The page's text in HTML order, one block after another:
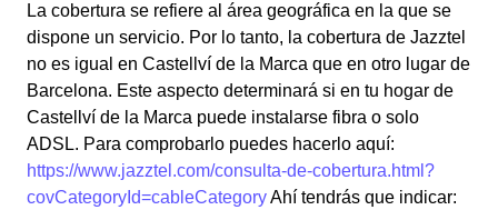
La cobertura se refiere al área geográfica en la que se
dispone un servicio. Por lo tanto, la cobertura de Jazztel
no es igual en Castellví de la Marca que en otro lugar de
Barcelona. Este aspecto determinará si en tu hogar de
Castellví de la Marca puede instalarse fibra o solo
ADSL. Para comprobarlo puedes hacerlo aquí:
https://www.jazztel.com/consulta-de-cobertura.html?
covCategoryId=cableCategoryAhí tendrás que indicar: